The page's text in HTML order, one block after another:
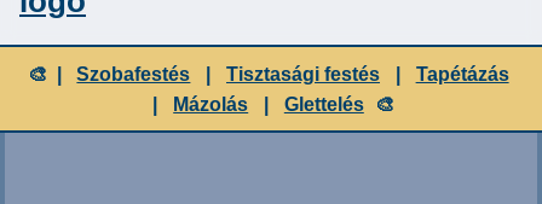
🎨 | Szobafestés Tisztasági festés
Tapétázás
Mázolás Glettelés 🎨